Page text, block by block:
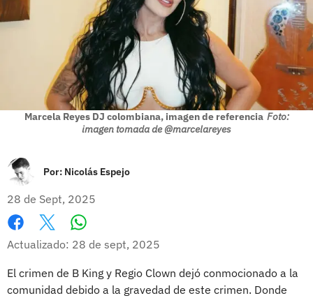
Marcela Reyes DJ colombiana, imagen de referencia Foto:
imagen tomada de @marcelareyes
Por: Nicolás Espejo
28 de Sept, 2025
Facebook
X
Actualizado: 28 de sept, 2025
El crimen de B King y Regio Clown dejó conmocionado a la
comunidad debido a la gravedad de este crimen. Donde